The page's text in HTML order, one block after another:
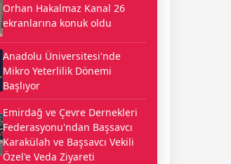
Orhan Hakalmaz Kanal 26
ekranlarına konuk oldu
Anadolu Üniversitesi'nde
Mikro Yeterlilik Dönemi
Başlıyor
Emirdağ ve Çevre Dernekleri
Federasyonu'ndan Başsavcı
Karakülah ve Başsavcı Vekili
Özel'e Veda Ziyareti